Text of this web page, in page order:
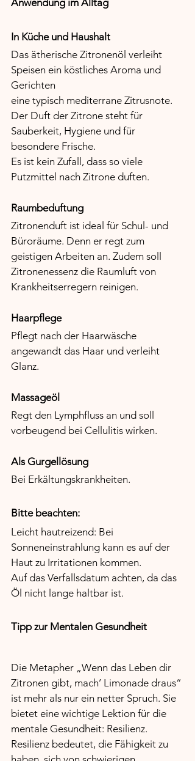
In Küche und Haushalt
Das ätherische Zitronenöl verleiht
Speisen ein köstliches Aroma und
Gerichten
eine typisch mediterrane Zitrusnote.
Der Duft der Zitrone steht für
Sauberkeit, Hygiene und für
besondere Frische.
Es ist kein Zufall, dass so viele
Putzmittel nach Zitrone duften.
Raumbeduftung
Zitronenduft ist ideal für Schul- und
Büroräume. Denn er regt zum
geistigen Arbeiten an. Zudem soll
Zitronenessenz die Raumluft von
Krankheitserregern reinigen.
Haarpflege
Pflegt nach der Haarwäsche
angewandt das Haar und verleiht
Glanz.
Massageöl
Regt den Lymphfluss an und soll
vorbeugend bei Cellulitis wirken.
Als Gurgellösung
Bei Erkältungskrankheiten.
Bitte beachten:
Leicht hautreizend: Bei
Sonneneinstrahlung kann es auf der
Haut zu Irritationen kommen.
Auf das Verfallsdatum achten, da das
Öl nicht lange haltbar ist.
Tipp zur Mentalen Gesundheit
Die Metapher „Wenn das Leben dir
Zitronen gibt, mach’ Limonade draus“
ist mehr als nur ein netter Spruch. Sie
bietet eine wichtige Lektion für die
mentale Gesundheit: Resilienz.
Resilienz bedeutet, die Fähigkeit zu